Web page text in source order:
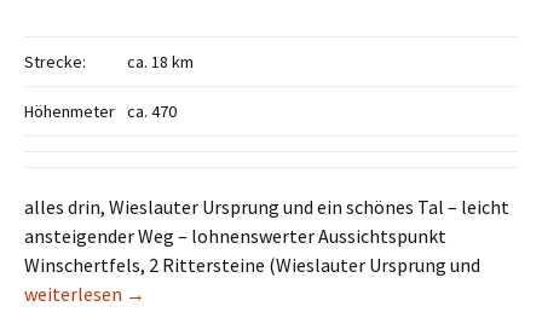
Strecke: ca. 18 km
Höhenmeter ca. 470
alles drin, Wieslauter Ursprung und ein schönes Tal – leicht
ansteigender Weg – lohnenswerter Aussichtspunkt
Winschertfels, 2 Rittersteine (Wieslauter Ursprung und
Winschertfels – Gräfenstein
weiterlesen →